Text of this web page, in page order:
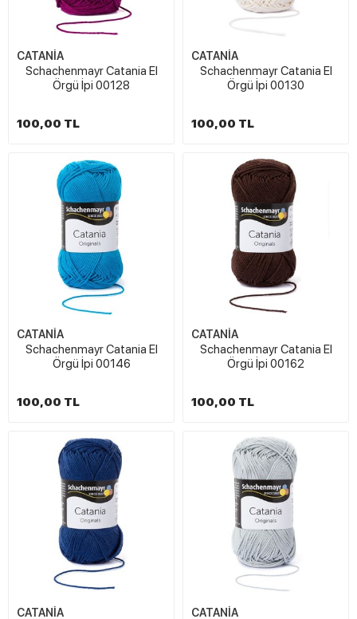
CATANİA
Schachenmayr Catania El
Örgü İpi 00128
100,00 TL
CATANİA
Schachenmayr Catania El
Örgü İpi 00130
100,00 TL
CATANİA
Schachenmayr Catania El
Örgü İpi 00146
100,00 TL
CATANİA
Schachenmayr Catania El
Örgü İpi 00162
100,00 TL
CATANİA CATANİA